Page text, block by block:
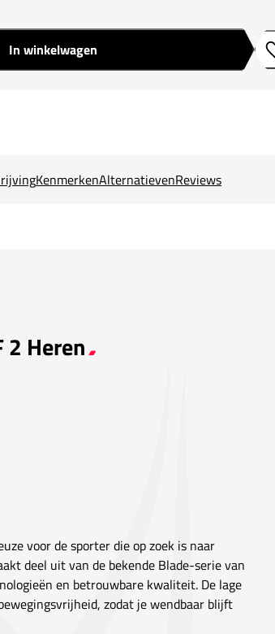
In winkelwagen
KenmerkenAlternatievenReviews
2 Heren
voor de sporter die op zoek is naar
deel uit van de bekende Blade-serie van
en betrouwbare kwaliteit. De lage
zodat je wendbaar blijft